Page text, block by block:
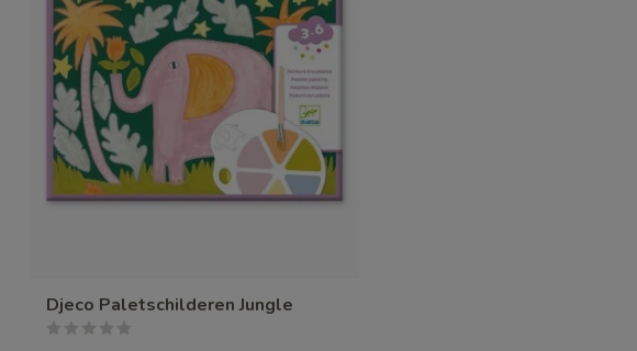
Djeco Paletschilderen Jungle